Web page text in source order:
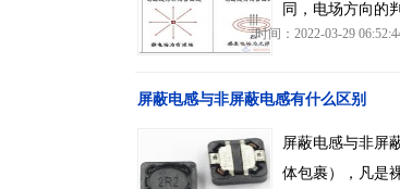
同，电场方向的
时间：2022-03-29
屏蔽电感与非屏蔽电感有什么区别
屏蔽电感与非屏
体包裹），凡是